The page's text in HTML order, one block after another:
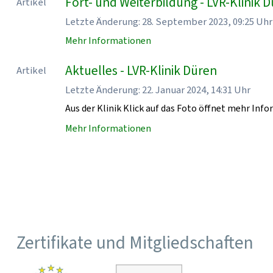
Letzte Änderung: 28. September 2023, 09:25 Uhr
Mehr Informationen
Artikel Aktuelles - LVR-Klinik Düren
Letzte Änderung: 22. Januar 2024, 14:31 Uhr
Aus der Klinik Klick auf das Foto öffnet mehr
Mehr Informationen
Zertifikate und Mitgliedschaften